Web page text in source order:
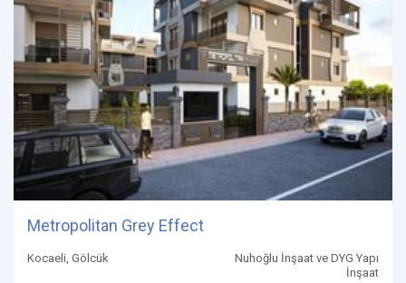
Metropolitan Grey Effect
Kocaeli, Gölcük
Nuhoğlu İnşaat ve DYG Yapı
İnşaat